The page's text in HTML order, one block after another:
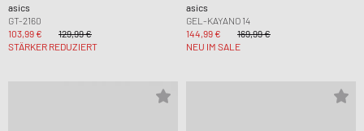
asics
GT-2160
103,99 €
129,99 €
STÄRKER REDUZIERT
asics
GEL-KAYANO 14
144,99 €
169,99 €
NEU IM SALE